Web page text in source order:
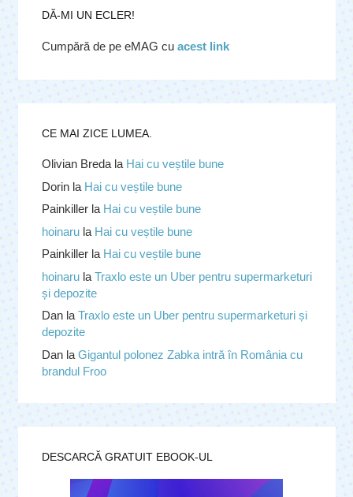
DĂ-MI UN ECLER!
Cumpără de pe eMAG cu acest link
CE MAI ZICE LUMEA.
Olivian Bredala Hai cu veștile bune
Dorinla Hai cu veștile bune
Painkillerla Hai cu veștile bune
hoinarula Hai cu veștile bune
Painkillerla Hai cu veștile bune
hoinarula Traxlo este un Uber pentru supermarketuri
și depozite
Danla Traxlo este un Uber pentru supermarketuri și
depozite
Danla Gigantul polonez Zabka intră în România cu
brandul Froo
DESCARCĂ GRATUIT EBOOK-UL